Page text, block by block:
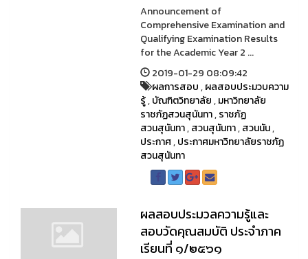
Announcement of
Comprehensive Examination and
Qualifying Examination Results
for the Academic Year 2 ...
2019-01-29 08:09:42
ผลการสอบ,ผลสอบประมวบความ
รู้,บัณฑิตวิทยาลัย,มหาวิทยาลัย
ราชภัฏสวนสุนันทา,ราชภัฏ
สวนสุนันทา,สวนสุนันทา,สวนนัน,
ประกาศ,ประกาศมหาวิทยาลัยราชภัฏ
สวนสุนันทา
ผลสอบประมวลความรู้และ
สอบวัดคุณสมบัติ ประจำภาค
เรียนที่ ๑/๒๕๖๑